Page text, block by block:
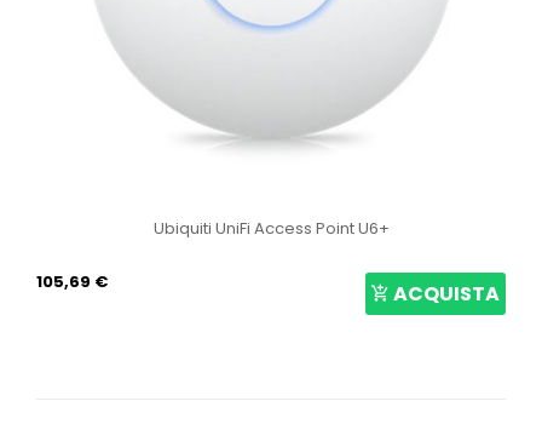
ACQUISTA